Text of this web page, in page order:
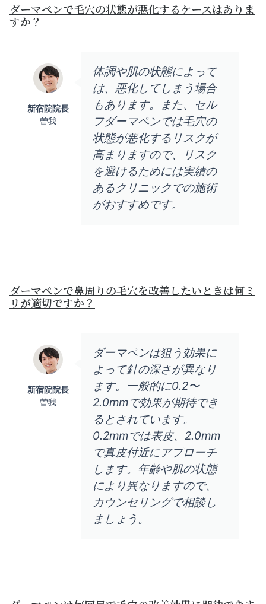
ダーマペンで毛穴の状態が悪化するケースはありま
すか？
体調や肌の状態によって
は、悪化してしまう場合
もあります。また、セル
フダーマペンでは毛穴の
状態が悪化するリスクが
高まりますので、リスク
を避けるためには実績の
あるクリニックでの施術
がおすすめです。
新宿院院長
曽我
ダーマペンで鼻周りの毛穴を改善したいときは何ミ
リが適切ですか？
ダーマペンは狙う効果に
よって針の深さが異なり
ます。一般的に0.2〜
2.0mmで効果が期待でき
るとされています。
0.2mmでは表皮、2.0mm
で真皮付近にアプローチ
します。年齢や肌の状態
により異なりますので、
カウンセリングで相談し
ましょう。
新宿院院長
曽我